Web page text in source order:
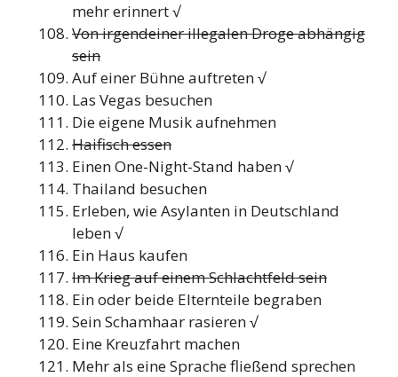
mehr erinnert √
Von irgendeiner illegalen Droge abhängig
sein
Auf einer Bühne auftreten √
Las Vegas besuchen
Die eigene Musik aufnehmen
Haifisch essen
Einen One-Night-Stand haben √
Thailand besuchen
Erleben, wie Asylanten in Deutschland
leben √
Ein Haus kaufen
Im Krieg auf einem Schlachtfeld sein
Ein oder beide Elternteile begraben
Sein Schamhaar rasieren √
Eine Kreuzfahrt machen
Mehr als eine Sprache fließend sprechen